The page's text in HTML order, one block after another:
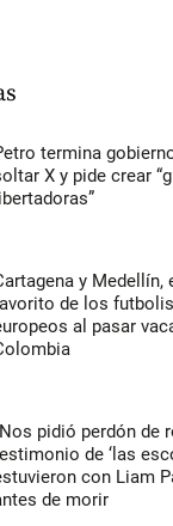
termina
X y pide crear
libertadoras”
y Medellín,
de los
al pasar
pidió perdón de
de ‘las
con Liam
de morir